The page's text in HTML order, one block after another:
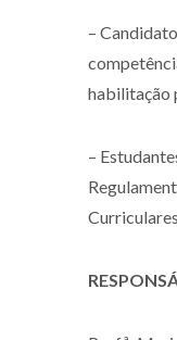
–
habilitação
–